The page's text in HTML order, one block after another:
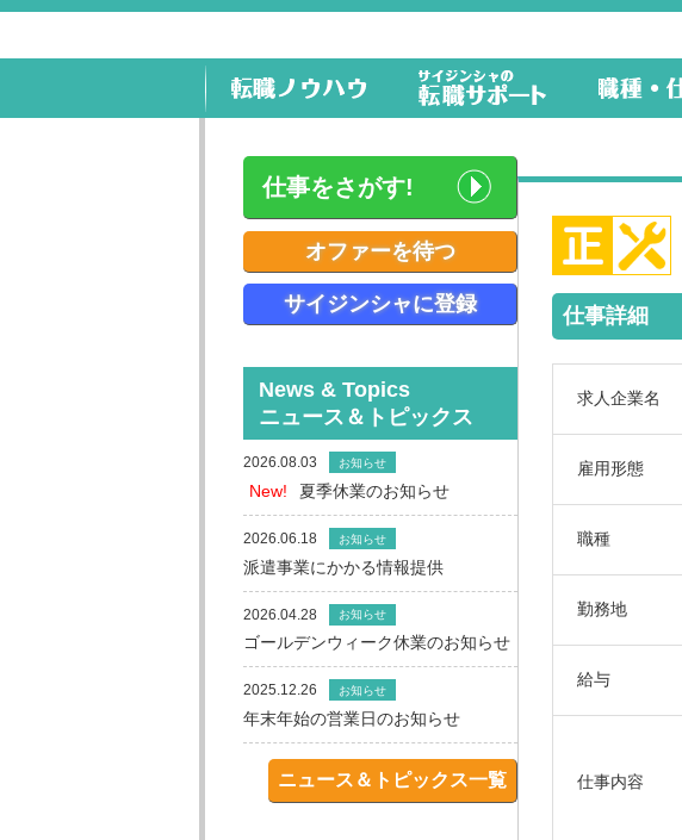
仕事詳細
求人企業名
雇用形態
職種
勤務地
給与
仕事内容
仕事をさがす!
オファーを待つ
サイジンシャに登録
News & Topics
ニュース＆トピックス
2026.08.03 お知らせ
New! 夏季休業のお知らせ
2026.06.18 お知らせ
派遣事業にかかる情報提供
2026.04.28 お知らせ
ゴールデンウィーク休業のお知らせ
2025.12.26 お知らせ
年末年始の営業日のお知らせ
ニュース＆トピックス一覧